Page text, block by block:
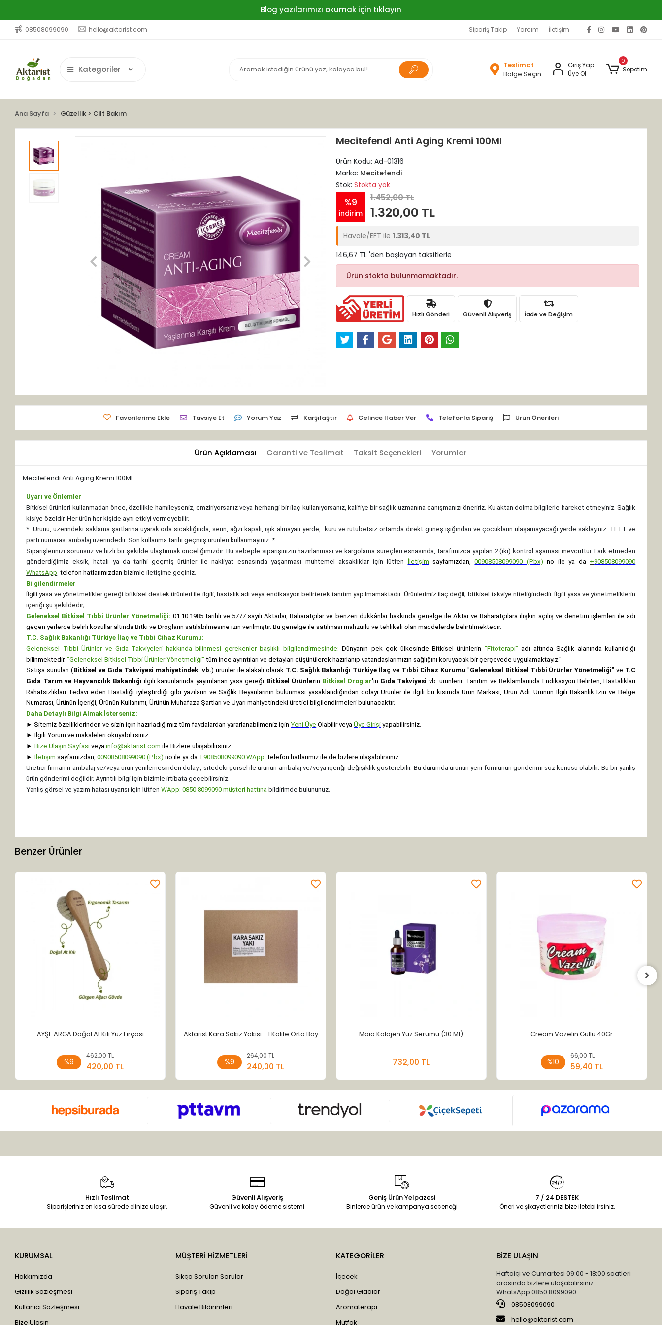
Blog yazılarımızı okumak için tıklayın
08508099090 hello@aktarist.com Sipariş Takip Yardım İletişim
Kategoriler
Teslimat
Bölge Seçin
Giriş Yap
Üye Ol
0
Sepetim
Ana Sayfa Güzellik > Cilt Bakım
Mecitefendi Anti Aging Kremi 100Ml
Ürün Kodu: Ad-01316
Marka: Mecitefendi
Stok: Stokta yok
%9
indirim
1.452,00 TL
1.320,00 TL
Havale/EFT ile 1.313,40 TL
146,67 TL 'den başlayan taksitlerle
Ürün stokta bulunmamaktadır.
Hızlı Gönderi Güvenli Alışveriş İade ve Değişim
Favorilerime Ekle Tavsiye Et Yorum Yaz Karşılaştır Gelince Haber Ver Telefonla Sipariş Ürün Önerileri
Ürün Açıklaması Garanti ve Teslimat Taksit Seçenekleri Yorumlar
Mecitefendi Anti Aging Kremi 100Ml
Uyarı ve Önlemler
Bitkisel ürünleri kullanmadan önce, özellikle hamileyseniz, emziriyorsanız veya herhangi bir ilaç kullanıyorsanız, kalifiye bir sağlık uzmanına danışmanızı öneririz. Kulaktan dolma bilgilerle hareket etmeyiniz. Sağlık
kişiye özeldir. Her ürün her kişide aynı etkiyi vermeyebilir.
* Ürünü, üzerindeki saklama şartlarına uyarak oda sıcaklığında, serin, ağzı kapalı, ışık almayan yerde, kuru ve rutubetsiz ortamda direkt güneş ışığından ve çocukların ulaşamayacağı yerde saklayınız. TETT ve
parti numarası ambalaj üzerindedir. Son kullanma tarihi geçmiş ürünleri kullanmayınız. *
Siparişlerinizi sorunsuz ve hızlı bir şekilde ulaştırmak önceliğimizdir. Bu sebeple siparişinizin hazırlanması ve kargolama süreçleri esnasında, tarafımızca yapılan 2 (iki) kontrol aşaması mevcuttur. Fark etmeden
gönderdiğimiz eksik, hatalı ya da tarihi geçmiş ürünler ile nakliyat esnasında yaşanması muhtemel aksaklıklar için lütfen İletişim sayfamızdan,00908508099090 (Pbx) no ile ya da +908508099090
WhatsApp telefon hatlarımızdan bizimle iletişime geçiniz.
Bilgilendirmeler
İlgili yasa ve yönetmelikler gereği bitkisel destek ürünleri ile ilgili, hastalık adı veya endikasyon belirterek tanıtım yapılmamaktadır. Ürünlerimiz ilaç değil; bitkisel takviye niteliğindedir. İlgili yasa ve yönetmeliklerin
içeriği şu şekildedir;
Geleneksel Bitkisel Tıbbi Ürünler Yönetmeliği: 01.10.1985 tarihli ve 5777 sayılı Aktarlar, Baharatçılar ve benzeri dükkânlar hakkında genelge ile Aktar ve Baharatçılara ilişkin açılış ve denetim işlemleri ile adı
geçen yerlerde belirli koşullar altında Bitki ve Drogların satılabilmesine izin verilmiştir. Bu genelge ile satılması mahzurlu ve tehlikeli olan maddelerde belirtilmektedir.
T.C. Sağlık Bakanlığı Türkiye İlaç ve Tıbbi Cihaz Kurumu:
Geleneksel Tıbbi Ürünler ve Gıda Takviyeleri hakkında bilinmesi gerekenler başlıklı bilgilendirmesinde: Dünyanın pek çok ülkesinde Bitkisel ürünlerin “Fitoterapi” adı altında Sağlık alanında kullanıldığı
bilinmektedir."Geleneksel Bitkisel Tıbbi Ürünler Yönetmeliği" tüm ince ayrıntıları ve detayları düşünülerek hazırlanıp vatandaşlarımızın sağlığını koruyacak bir çerçevede uygulamaktayız."
Satışa sunulan (Bitkisel ve Gıda Takviyesi mahiyetindeki vb.) ürünler ile alakalı olarak T.C. Sağlık Bakanlığı Türkiye İlaç ve Tıbbi Cihaz Kurumu "Geleneksel Bitkisel Tıbbi Ürünler Yönetmeliği" ve T.C
Gıda Tarım ve Hayvancılık Bakanlığı ilgili kanunlarında yayımlanan yasa gereği Bitkisel Ürünlerin Bitkisel Droglar'ın Gıda Takviyesi vb. ürünlerin Tanıtım ve Reklamlarında Endikasyon Belirten, Hastalıkları
Rahatsızlıkları Tedavi eden Hastalığı iyileştirdiği gibi yazıların ve Sağlık Beyanlarının bulunması yasaklandığından dolayı Ürünler ile ilgili bu kısımda Ürün Markası, Ürün Adı, Ürünün İlgili Bakanlık İzin ve Belge
Numarası, Ürünün İçeriği, Ürünün Kullanımı, Ürünün Muhafaza Şartları ve Uyarı mahiyetindeki üretici bilgilendirmeleri bulunacaktır.
Daha Detaylı Bilgi Almak İsterseniz:
► Sitemiz özelliklerinden ve sizin için hazırladığımız tüm faydalardan yararlanabilmeniz içinYeni Üye Olabilir veyaÜye Girişi yapabilirsiniz.
► İlgili Yorum ve makaleleri okuyabilirsiniz.
► Bize Ulaşın Sayfası veya info@aktarist.com ile Bizlere ulaşabilirsiniz.
► İletişim sayfamızdan,00908508099090 (Pbx) no ile ya da +908508099090 WApp telefon hatlarımız ile de bizlere ulaşabilirsiniz.
Üretici firmanın ambalaj ve/veya ürün yenilemesinden dolayı, sitedeki görsel ile ürünün ambalaj ve/veya içeriği değişiklik gösterebilir. Bu durumda ürünün yeni formunun gönderimi söz konusu olabilir. Bu bir yanlış
ürün gönderimi değildir. Ayrıntılı bilgi için bizimle irtibata geçebilirsiniz.
Yanlış görsel ve yazım hatası uyarısı için lütfenWApp: 0850 8099090 müşteri hattına bildirimde bulununuz.
Benzer Ürünler
AYŞE ARGA Doğal At Kılı Yüz Fırçası
%9
462,00 TL
420,00 TL
Sepete Ekle
Aktarist Kara Sakız Yakısı - 1.Kalite Orta Boy
%9
264,00 TL
240,00 TL
Sepete Ekle
Maia Kolajen Yüz Serumu (30 Ml)
732,00 TL
Cream Vazelin Güllü 40Gr
%10
66,00 TL
59,40 TL
Sepete Ekle
Hızlı Teslimat
Siparişleriniz en kısa sürede elinize ulaşır.
Güvenli Alışveriş
Güvenli ve kolay ödeme sistemi
Geniş Ürün Yelpazesi
Binlerce ürün ve kampanya seçeneği
7 / 24 DESTEK
Öneri ve şikayetlerinizi bize iletebilirsiniz.
KURUMSAL
Hakkımızda
Gizlilik Sözleşmesi
Kullanıcı Sözleşmesi
Bize Ulaşın
MÜŞTERİ HİZMETLERİ
Sıkça Sorulan Sorular
Sipariş Takip
Havale Bildirimleri
KATEGORİLER
İçecek
Doğal Gıdalar
Aromaterapi
Mutfak
BİZE ULAŞIN
Haftaiçi ve Cumartesi 09:00 - 18:00 saatleri
arasında bizlere ulaşabilirsiniz.
WhatsApp 0850 8099090
08508099090
hello@aktarist.com